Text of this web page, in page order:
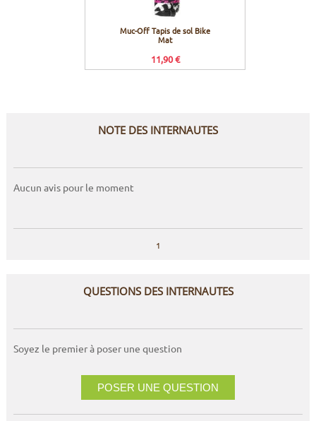
Muc-Off Tapis de sol Bike
Mat
11,90 €
NOTE DES INTERNAUTES
Aucun avis pour le moment
1
QUESTIONS DES INTERNAUTES
Soyez le premier à poser une question
POSER UNE QUESTION